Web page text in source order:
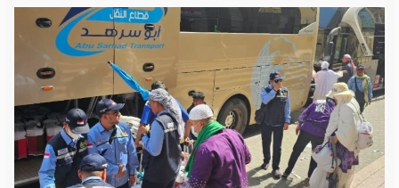
a
j
i
G
e
l
o
m
b
a
n
g
P
e